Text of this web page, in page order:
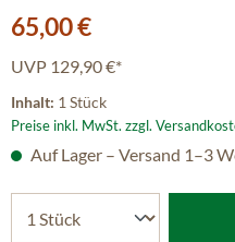
Durchschnittliche Bewertung
Verkaufspreis:
65,00 €
UVP 129,90 €*
Inhalt: 1 Stück
Preise inkl. MwSt. zzgl.
Auf Lager – Versand 1–3